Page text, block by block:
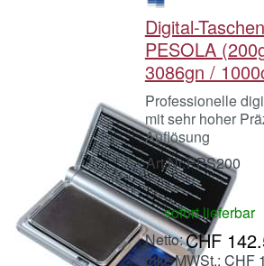
Digital-
PESOLA
3086gn /
Professionelle
mit sehr hoher
Auflösung
Art.Nr.PPS200
sofort lieferbar
CHF
inkl. MWSt.: CHF